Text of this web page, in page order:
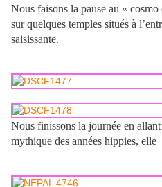
Nous faisons la pause au «
sur quelques temples situés à
saisissante.
Nous finissons la journée en
mythique des années hippies, elle